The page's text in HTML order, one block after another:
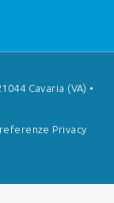
Cavaria (VA) •
Privacy